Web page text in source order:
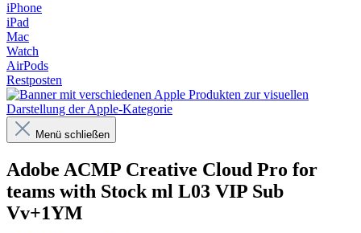
iPhone
iPad
Mac
Watch
AirPods
Restposten
Menü schließen
Adobe ACMP Creative Cloud Pro for
teams with Stock ml L03 VIP Sub
Vv+1YM